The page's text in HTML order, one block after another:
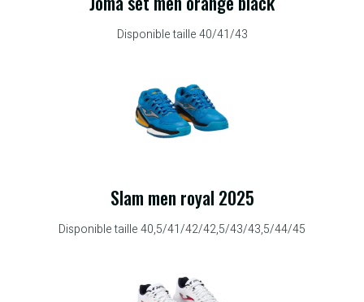
Disponible taille 40/41/43
Slam men royal 2025
Disponible taille 40,5/41/42/42,5/43/43,5/44/45